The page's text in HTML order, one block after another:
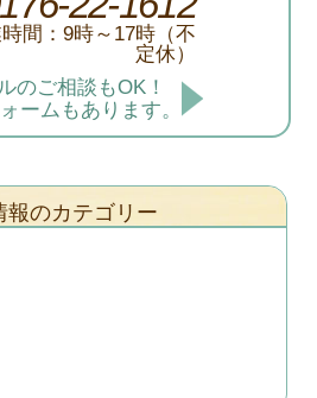
間：9時～17時（不
定休）
のご相談もOK！
ームもあります。
報のカテゴリー